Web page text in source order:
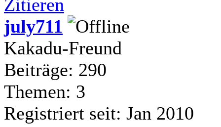
Zitieren
july711
Kakadu-Freund
Beiträge: 290
Themen: 3
Registriert seit: Jan 2010